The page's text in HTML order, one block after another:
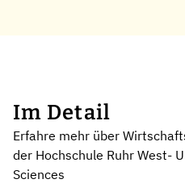
Im Detail
Erfahre mehr über
der Hochschule Ruhr West-
Sciences